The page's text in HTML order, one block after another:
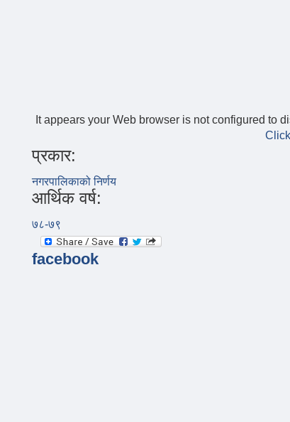
It appears your Web browser is not configured to
प्रकार:
नगरपालिकाको निर्णय
आर्थिक वर्ष:
७८-७९
facebook